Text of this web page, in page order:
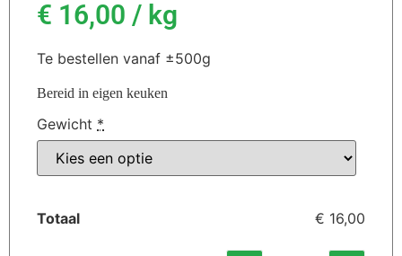
€ 16,00 / kg
Te bestellen vanaf ±500g
Bereid in eigen keuken
Gewicht *
Totaal € 16,00